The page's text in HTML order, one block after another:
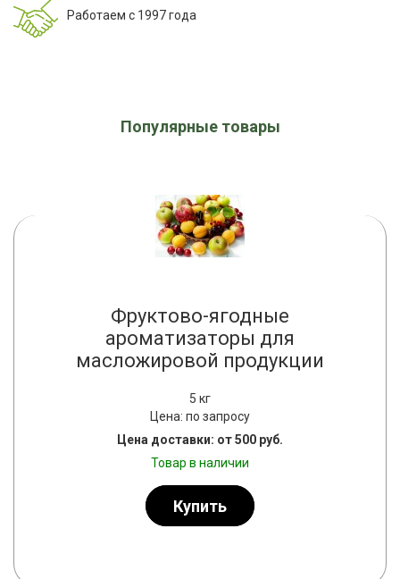
Работаем с 1997 года
Популярные товары
Фруктово-ягодные
ароматизаторы для
масложировой продукции
5 кг
Цена: по запросу
Цена доставки: от 500 руб.
Товар в наличии
Купить